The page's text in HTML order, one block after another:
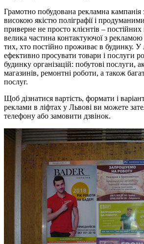
Грамотно побудована рекламна кампанія
високою якістю поліграфії і
приверне не просто клієнтів –
велика частина контактуючої з рекламою
тих, хто постійно проживає в будинку.
ефективно просувати товари і послуги
будинку організацій: побутові послуги,
магазинів, ремонтні роботи, а також
послуг.
Щоб дізнатися вартість, формати і
реклами в ліфтах у Львові ви можете
телефону або замовити дзвінок.